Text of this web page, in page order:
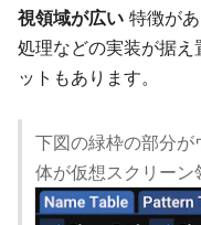
視領域が広い 特徴が
処理などの実装が据え
ットもあります。
下図の緑枠の部分
体が仮想スクリーン